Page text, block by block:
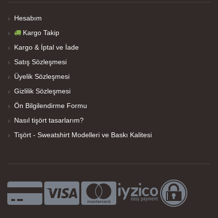
Hesabım
Kargo Takip
Kargo & İptal ve İade
Satış Sözleşmesi
Üyelik Sözleşmesi
Gizlilik Sözleşmesi
Ön Bilgilendirme Formu
Nasıl tişört tasarlarım?
Tişört - Sweatshirt Modelleri ve Baskı Kalitesi